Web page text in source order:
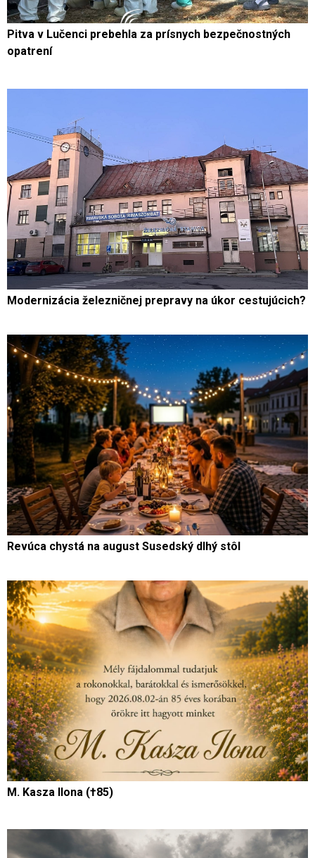
Pitva v Lučenci prebehla za prísnych bezpečnostných
opatrení
Modernizácia železničnej prepravy na úkor cestujúcich?
Revúca chystá na august Susedský dlhý stôl
M. Kasza Ilona (†85)